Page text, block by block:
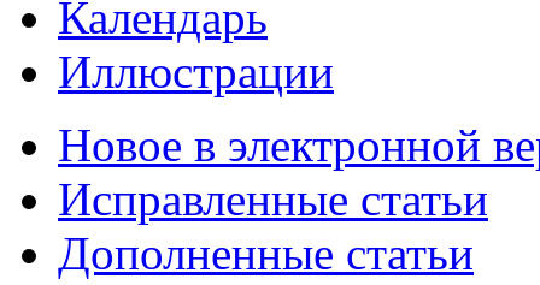
Календарь
Иллюстрации
Новое в электронной
Исправленные статьи
Дополненные статьи